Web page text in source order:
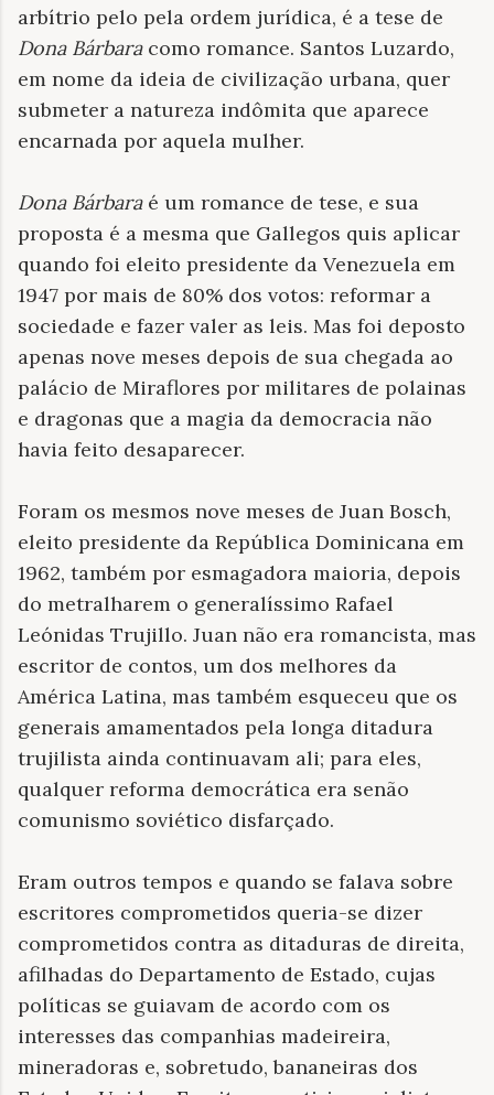
arbítrio pelo pela ordem jurídica, é a tese de
Dona Bárbaracomo romance. Santos Luzardo,
em nome da ideia de civilização urbana, quer
submeter a natureza indômita que aparece
encarnada por aquela mulher.
Dona Bárbara é um romance de tese, e sua
proposta é a mesma que Gallegos quis aplicar
quando foi eleito presidente da Venezuela em
1947 por mais de 80% dos votos: reformar a
sociedade e fazer valer as leis. Mas foi deposto
apenas nove meses depois de sua chegada ao
palácio de Miraflores por militares de polainas
e dragonas que a magia da democracia não
havia feito desaparecer.
Foram os mesmos nove meses de Juan Bosch,
eleito presidente da República Dominicana em
1962, também por esmagadora maioria, depois
do metralharem o generalíssimo Rafael
Leónidas Trujillo. Juan não era romancista, mas
escritor de contos, um dos melhores da
América Latina, mas também esqueceu que os
generais amamentados pela longa ditadura
trujilista ainda continuavam ali; para eles,
qualquer reforma democrática era senão
comunismo soviético disfarçado.
Eram outros tempos e quando se falava sobre
escritores comprometidos queria-se dizer
comprometidos contra as ditaduras de direita,
afilhadas do Departamento de Estado, cujas
políticas se guiavam de acordo com os
interesses das companhias madeireira,
mineradoras e, sobretudo, bananeiras dos